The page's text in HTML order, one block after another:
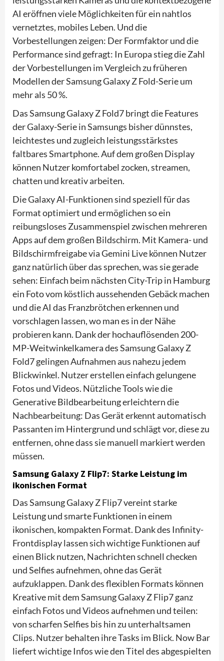
AI eröffnen viele Möglichkeiten für ein nahtlos
vernetztes, mobiles Leben. Und die
Vorbestellungen zeigen: Der Formfaktor und die
Performance sind gefragt: In Europa stieg die Zahl
der Vorbestellungen im Vergleich zu früheren
Modellen der Samsung Galaxy Z Fold-Serie um
mehr als 50 %.
Das Samsung Galaxy Z Fold7 bringt die Features
der Galaxy-Serie in Samsungs bisher dünnstes,
leichtestes und zugleich leistungsstärkstes
faltbares Smartphone. Auf dem großen Display
können Nutzer komfortabel zocken, streamen,
chatten und kreativ arbeiten.
Die Galaxy AI-Funktionen sind speziell für das
Format optimiert und ermöglichen so ein
reibungsloses Zusammenspiel zwischen mehreren
Apps auf dem großen Bildschirm. Mit Kamera- und
Bildschirmfreigabe via Gemini Live können Nutzer
ganz natürlich über das sprechen, was sie gerade
sehen: Einfach beim nächsten City-Trip in Hamburg
ein Foto vom köstlich aussehenden Gebäck machen
und die AI das Franzbrötchen erkennen und
vorschlagen lassen, wo man es in der Nähe
probieren kann. Dank der hochauflösenden 200-
MP-Weitwinkelkamera des Samsung Galaxy Z
Fold7 gelingen Aufnahmen aus nahezu jedem
Blickwinkel. Nutzer erstellen einfach gelungene
Fotos und Videos. Nützliche Tools wie die
Generative Bildbearbeitung erleichtern die
Nachbearbeitung: Das Gerät erkennt automatisch
Passanten im Hintergrund und schlägt vor, diese zu
entfernen, ohne dass sie manuell markiert werden
müssen.
Samsung Galaxy Z Flip7: Starke Leistung im
ikonischen Format
Das Samsung Galaxy Z Flip7 vereint starke
Leistung und smarte Funktionen in einem
ikonischen, kompakten Format. Dank des Infinity-
Frontdisplay lassen sich wichtige Funktionen auf
einen Blick nutzen, Nachrichten schnell checken
und Selfies aufnehmen, ohne das Gerät
aufzuklappen. Dank des flexiblen Formats können
Kreative mit dem Samsung Galaxy Z Flip7 ganz
einfach Fotos und Videos aufnehmen und teilen:
von scharfen Selfies bis hin zu unterhaltsamen
Clips. Nutzer behalten ihre Tasks im Blick. Now Bar
liefert wichtige Infos wie den Titel des abgespielten